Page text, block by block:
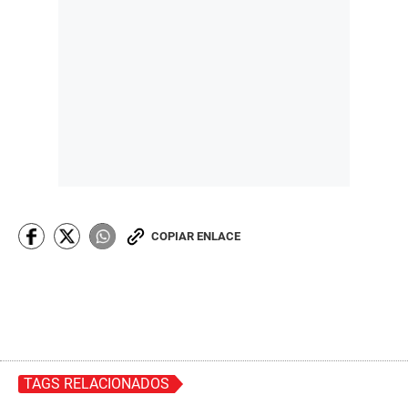
COPIAR ENLACE
TAGS RELACIONADOS